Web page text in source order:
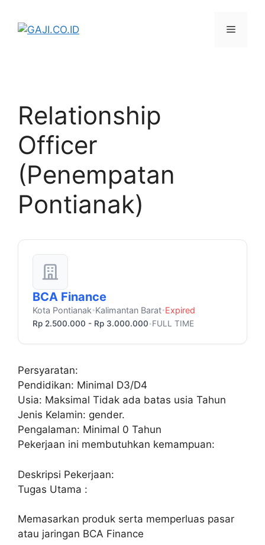
Menu
Relationship
Officer
(Penempatan
Pontianak)
BCA Finance
Kota Pontianak•Kalimantan Barat•Expired
Rp 2.500.000 - Rp 3.000.000 •FULL TIME
Persyaratan:
Pendidikan: Minimal D3/D4
Usia: Maksimal Tidak ada batas usia Tahun
Jenis Kelamin: gender.
Pengalaman: Minimal 0 Tahun
Pekerjaan ini membutuhkan kemampuan:
Deskripsi Pekerjaan:
Tugas Utama :
Memasarkan produk serta memperluas pasar
atau jaringan BCA Finance